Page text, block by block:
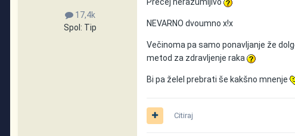
17,4k
Spol: Tip
Precej nerazumljivo
NEVARNO dvoumno x!x
Večinoma pa samo ponavljanje že
metod za zdravljenje raka
Bi pa želel prebrati še kakšno mnenje
Citiraj